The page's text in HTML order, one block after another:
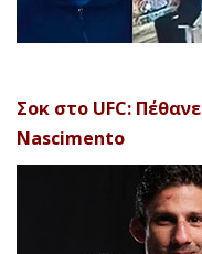
Σοκ στο UFC:
Nascimento